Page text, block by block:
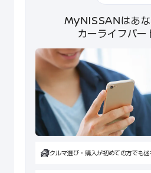
MyNISSANはあな
カーライフパー
クルマ選び・購入が初めての方でも